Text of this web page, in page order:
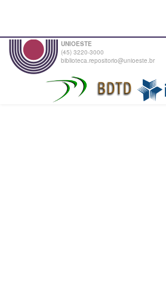
UNIOESTE
(45) 3220-3000
biblioteca.repositorio@unioeste.br